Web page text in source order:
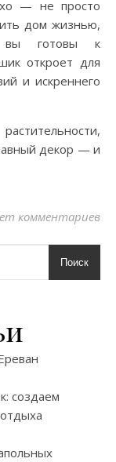
— не просто
дом жизнью,
вы готовы к
откроет для
и искреннего
декор — и
комментариев
Поиск
создаем